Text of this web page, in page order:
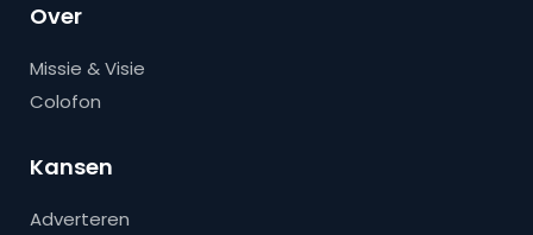
Over
Missie & Visie
Colofon
Kansen
Adverteren